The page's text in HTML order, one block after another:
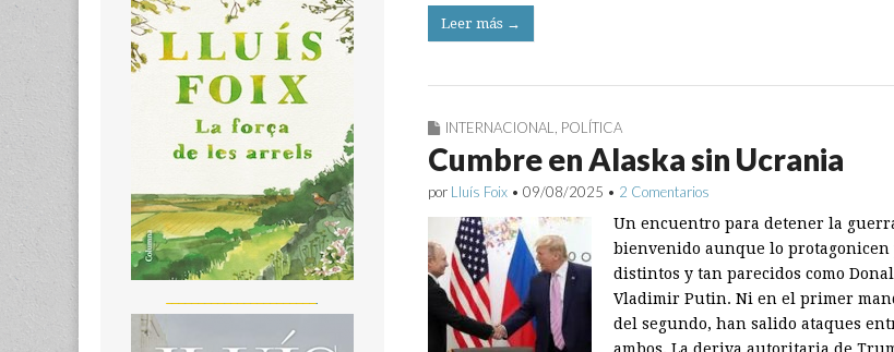
Leer más →
INTERNACIONAL POLÍTICA
Cumbre en Alaska sin Ucrania
por Lluís Foix • 09/08/2025 • 2 Comentarios
Un encuentro para detener la
bienvenido aunque lo protagonicen
distintos y tan parecidos como
Vladimir Putin. Ni en el primer
del segundo, han salido ataques